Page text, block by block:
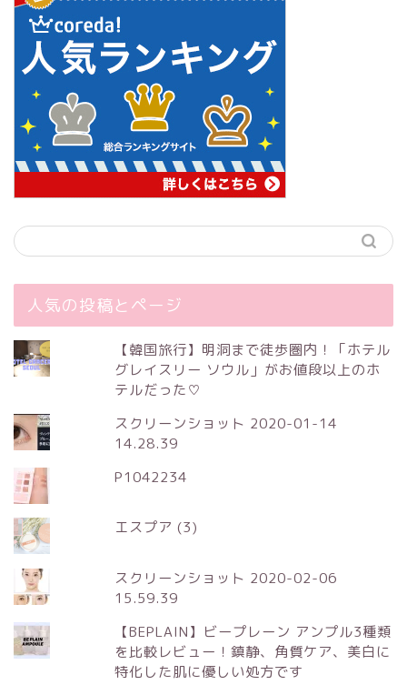
人気の投稿とページ
【韓国旅行】明洞まで徒歩圏内！「ホテル
グレイスリー ソウル」がお値段以上のホ
テルだった♡
スクリーンショット 2020-01-14
14.28.39
P1042234
エスプア (3)
スクリーンショット 2020-02-06
15.59.39
【BEPLAIN】ビープレーン アンプル3種類
を比較レビュー！鎮静、角質ケア、美白に
特化した肌に優しい処方です